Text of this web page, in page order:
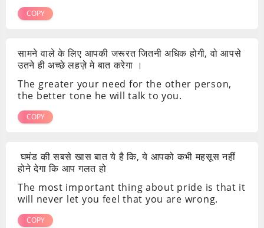
COPY
सामने वाले के लिए आपकी जरूरत जितनी अधिक होगी, वो आपसे
उतने ही अच्छे लहज़े मे बात करेगा ।
The greater your need for the other person,
the better tone he will talk to you.
COPY
घमंड की सबसे खास बात ये है कि, ये आपको कभी महसूस नहीं
होने देगा कि आप गलत हो
The most important thing about pride is that it
will never let you feel that you are wrong.
COPY